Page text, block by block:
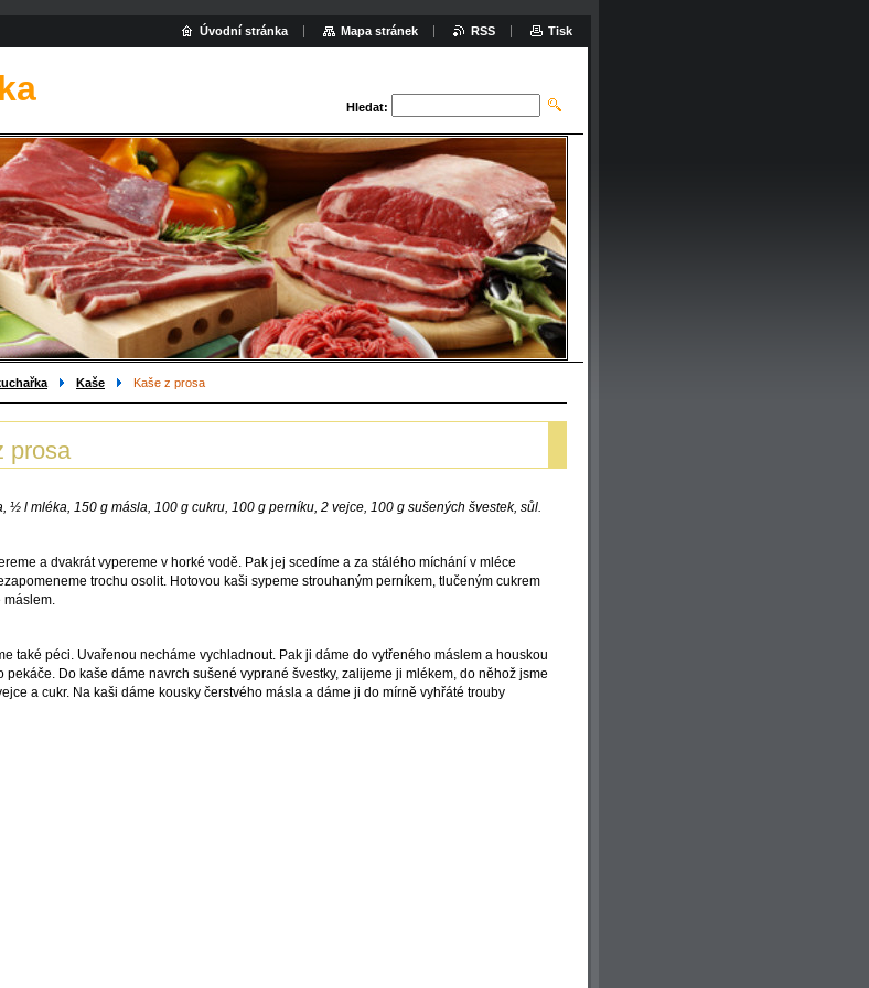
Hledat:
Kaše Kaše z prosa
prosa
½ l mléka, 150 g másla, 100 g cukru, 100 g perníku, 2 vejce, 100 g sušených švestek, sůl.
a dvakrát vypereme v horké vodě. Pak jej scedíme a za stálého míchání v mléce
trochu osolit. Hotovou kaši sypeme strouhaným perníkem, tlučeným cukrem
máslem.
také péci. Uvařenou necháme vychladnout. Pak ji dáme do vytřeného máslem a houskou
pekáče. Do kaše dáme navrch sušené vyprané švestky, zalijeme ji mlékem, do něhož jsme
a cukr. Na kaši dáme kousky čerstvého másla a dáme ji do mírně vyhřáté trouby
Úvodní stránka Mapa stránek RSS Tisk